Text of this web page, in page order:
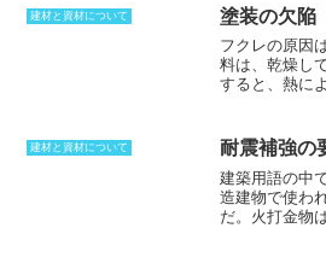
した防食鋼管の配管材料です。環境リサ
加え、転造ネジ加工の適用が可能になっ
た配管システムの構築ができるようにな
よりPA、PB、PDの3種類があり、Aは一
キ、Dはポリエチレン被覆です。
建材と資材について 塗装の欠陥
フクレの原因
料は、乾燥し
すると、熱に
の表面がザラ
て完全に下地
穴からの湿気
て、フクレが
に異常がでな
建材と資材について 耐震補強の
建築用語の中
造建物で使わ
だ。火打金物